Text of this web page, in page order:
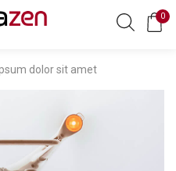
0
dolor sit amet